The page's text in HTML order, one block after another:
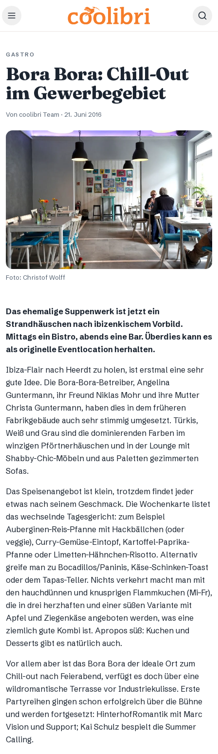
Zum Hauptinhalt springen
GASTRO
Bora Bora: Chill-Out
im Gewerbegebiet
Von coolibri Team · 21. Juni 2016
Foto: Christof Wolff
Das ehemalige Suppenwerk ist jetzt ein
Strandhäuschen nach ibizenkischem Vorbild.
Mittags ein Bistro, abends eine Bar. Überdies kann es
als originelle Eventlocation herhalten.
Ibiza-Flair nach Heerdt zu holen, ist erstmal eine sehr
gute Idee. Die Bora-Bora-Betreiber, Angelina
Guntermann, ihr Freund Niklas Mohr und ihre Mutter
Christa Guntermann, haben dies in dem früheren
Fabrikgebäude auch sehr stimmig umgesetzt. Türkis,
Weiß und Grau sind die dominierenden Farben im
winzigen Pförtnerhäuschen und in der Lounge mit
Shabby-Chic-Möbeln und aus Paletten gezimmerten
Sofas.
Das Speisenangebot ist klein, trotzdem findet jeder
etwas nach seinem Geschmack. Die Wochenkarte listet
das wechselnde Tagesgericht: zum Beispiel
Auberginen-Reis-Pfanne mit Hackbällchen (oder
veggie), Curry-Gemüse-Eintopf, Kartoffel-Paprika-
Pfanne oder Limetten-Hähnchen-Risotto. Alternativ
greife man zu Bocadillos/Paninis, Käse-Schinken-Toast
oder dem Tapas-Teller. Nichts verkehrt macht man mit
den hauchdünnen und knusprigen Flammkuchen (Mi–Fr),
die in drei herzhaften und einer süßen Variante mit
Apfel und Ziegenkäse angeboten werden, was eine
ziemlich gute Kombi ist. Apropos süß: Kuchen und
Desserts gibt es natürlich auch.
Vor allem aber ist das Bora Bora der ideale Ort zum
Chill-out nach Feierabend, verfügt es doch über eine
wildromantische Terrasse vor Industriekulisse. Erste
Partyreihen gingen schon erfolgreich über die Bühne
und werden fortgesetzt: HinterhofRomantik mit Marc
Vision und Support; Kai Schulz bespielt die Summer
Calling.